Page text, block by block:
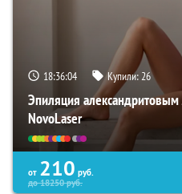
18:36:03 Купили:26
Эпиляция
NovoLaser
от 210 руб.
до18250руб.